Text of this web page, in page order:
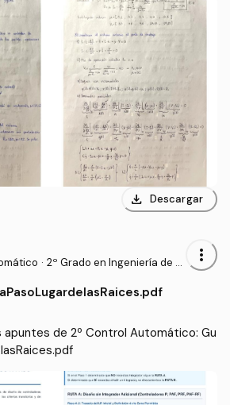
download Descargar
· 2º Grado en Ingeniería de T
NA)
more_vert
apuntes de 2º Control Automático: Gu